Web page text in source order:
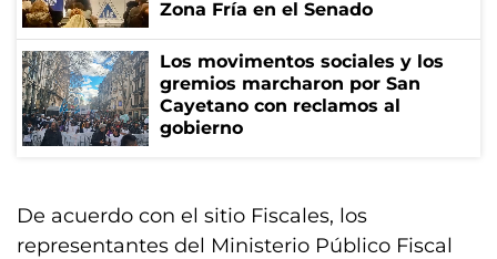
Zona Fría en el Senado
Los movimentos sociales y los
gremios marcharon por San
Cayetano con reclamos al
gobierno
De acuerdo con el sitio Fiscales, los
representantes del Ministerio Público Fiscal